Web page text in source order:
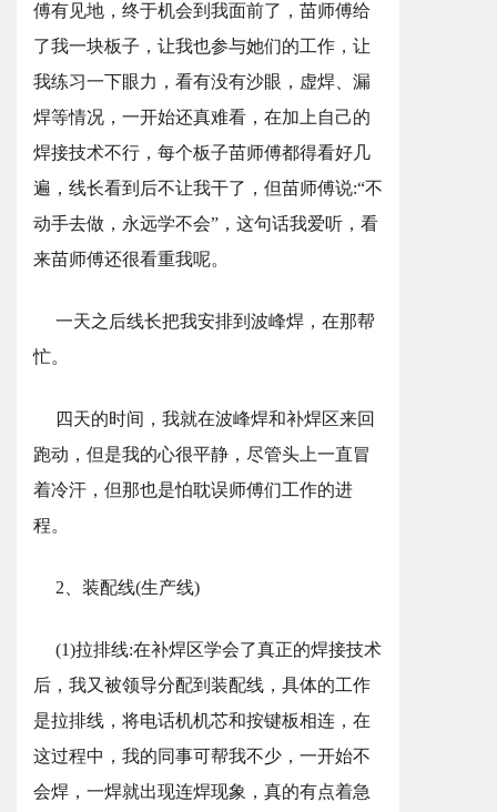
傅有见地，终于机会到我面前了，苗师傅给
了我一块板子，让我也参与她们的工作，让
我练习一下眼力，看有没有沙眼，虚焊、漏
焊等情况，一开始还真难看，在加上自己的
焊接技术不行，每个板子苗师傅都得看好几
遍，线长看到后不让我干了，但苗师傅说:“不
动手去做，永远学不会”，这句话我爱听，看
来苗师傅还很看重我呢。
一天之后线长把我安排到波峰焊，在那帮
忙。
四天的时间，我就在波峰焊和补焊区来回
跑动，但是我的心很平静，尽管头上一直冒
着冷汗，但那也是怕耽误师傅们工作的进
程。
2、装配线(生产线)
(1)拉排线:在补焊区学会了真正的焊接技术
后，我又被领导分配到装配线，具体的工作
是拉排线，将电话机机芯和按键板相连，在
这过程中，我的同事可帮我不少，一开始不
会焊，一焊就出现连焊现象，真的有点着急